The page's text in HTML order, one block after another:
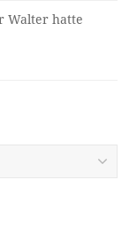
Walter hatte